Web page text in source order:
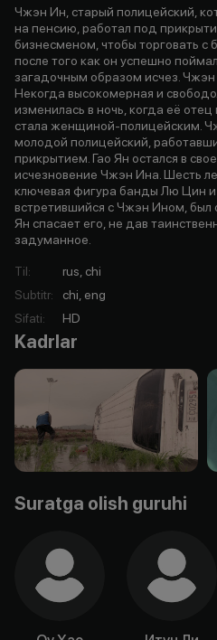
Чжэн Ин, старый полицейский,
на пенсию, работал под
бизнесменом, чтобы торговать
после того как он успешно
загадочным образом исчез.
Некогда высокомерная и
изменилась в ночь, когда её
стала женщиной-полицейским.
молодой полицейский,
прикрытием. Гао Ян остался в
исчезновение Чжэн Ина. Шесть
ключевая фигура банды Лю Цин и
встретившийся с Чжэн Ином,
Ян спасает его, не дав
задуманное.
Til:
rus, chi
Subtitr:
chi, eng
Sifati: HD
Kadrlar
Suratga olish guruhi